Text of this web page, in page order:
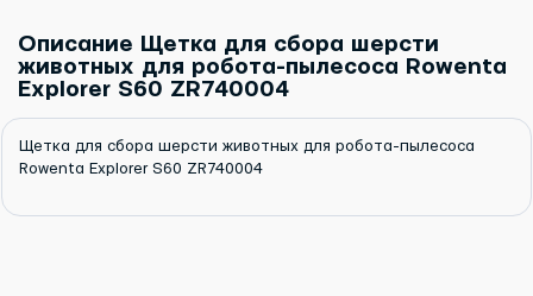
Описание Щетка для сбора шерсти
животных для робота-пылесоса Rowenta
Explorer S60 ZR740004
Щетка для сбора шерсти животных для робота-пылесоса
Rowenta Explorer S60 ZR740004